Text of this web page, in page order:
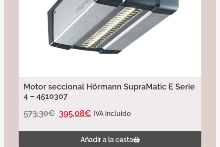
Motor seccional Hörmann SupraMatic E Serie
4 – 4510307
573,30€ 395,08€ IVA incluido
Añadir a la cesta